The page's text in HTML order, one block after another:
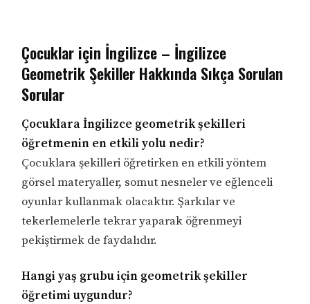
Çocuklar için İngilizce – İngilizce
Geometrik Şekiller Hakkında Sıkça Sorulan
Sorular
Çocuklara İngilizce geometrik şekilleri
öğretmenin en etkili yolu nedir?
Çocuklara şekilleri öğretirken en etkili yöntem
görsel materyaller, somut nesneler ve eğlenceli
oyunlar kullanmak olacaktır. Şarkılar ve
tekerlemelerle tekrar yaparak öğrenmeyi
pekiştirmek de faydalıdır.
Hangi yaş grubu için geometrik şekiller
öğretimi uygundur?